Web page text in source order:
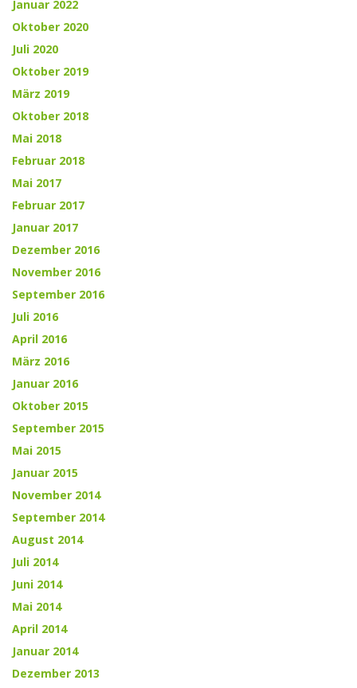
Januar 2022
Oktober 2020
Juli 2020
Oktober 2019
März 2019
Oktober 2018
Mai 2018
Februar 2018
Mai 2017
Februar 2017
Januar 2017
Dezember 2016
November 2016
September 2016
Juli 2016
April 2016
März 2016
Januar 2016
Oktober 2015
September 2015
Mai 2015
Januar 2015
November 2014
September 2014
August 2014
Juli 2014
Juni 2014
Mai 2014
April 2014
Januar 2014
Dezember 2013